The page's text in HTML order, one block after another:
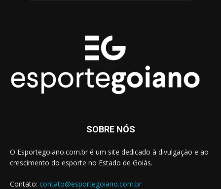
SOBRE NÓS
O Esportegoiano.com.br é um site dedicado à divulgação e ao
crescimento do esporte no Estado de Goiás.
Contato: contato@esportegoiano.com.br